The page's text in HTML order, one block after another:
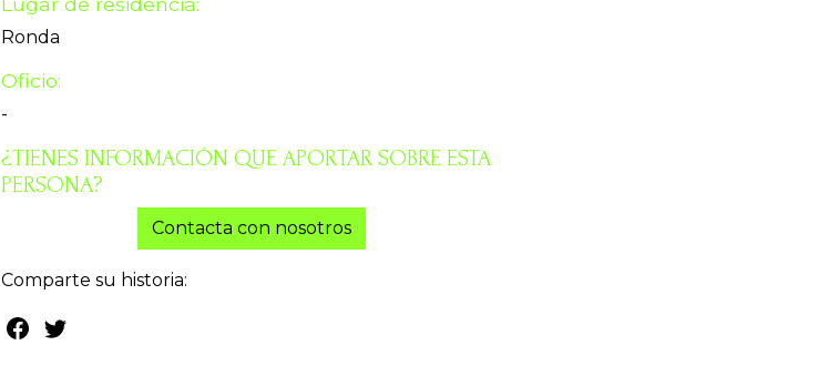
Ronda
Oficio:
-
¿TIENES INFORMACIÓN QUE APORTAR SOBRE ESTA
PERSONA?
Contacta con nosotros
Comparte su historia: